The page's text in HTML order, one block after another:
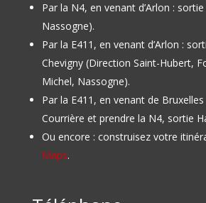
Par la N4, en venant d’Arlon :
Nassogne).
Par la E411, en venant d’Arlon :
Chevigny (Direction Saint-Hubert,
Michel, Nassogne).
Par la E411, en venant de
Courrière et prendre la N4, sortie
Ou encore : construisez votre
Maps.